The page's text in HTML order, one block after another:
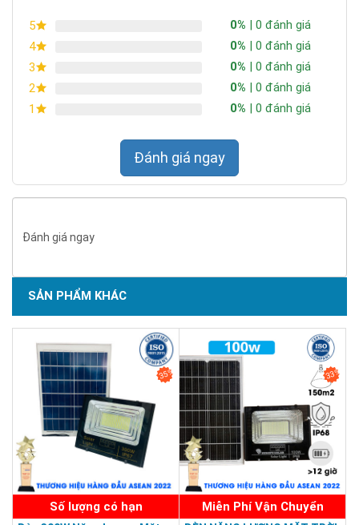
SẢN PHẨM CHẤT LƯỢNG - DỊCH VỤ TIN DÙNG LẦN VII - 2020
5 0% | 0 đánh giá
4
0% | 0 đánh giá
3
0% | 0 đánh giá
2
0% | 0 đánh giá
1
0% | 0 đánh giá
Đánh giá ngay
Đánh giá ngay
SẢN PHẨM KHÁC
35%
Số lượng có hạn
33%
Miễn Phí Vận Chuyển